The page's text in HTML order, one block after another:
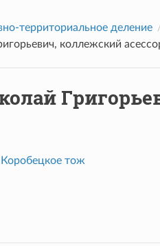
территориальное деление
коллежский
тож